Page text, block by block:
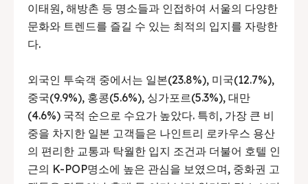
이태원, 해방촌 등 명소들과 인접하여 서울의 다양한
문화와 트렌드를 즐길 수 있는 최적의 입지를 자랑한
다.
외국인 투숙객 중에서는 일본(23.8%), 미국(12.7%),
중국(9.9%), 홍콩(5.6%), 싱가포르(5.3%), 대만
(4.6%) 국적 순으로 수요가 높았다. 특히, 가장 큰 비
중을 차지한 일본 고객들은 나인트리 로카우스 용산
의 편리한 교통과 탁월한 입지 조건과 더불어 호텔 인
근의 K-POP명소에 높은 관심을 보였으며, 중화권 고